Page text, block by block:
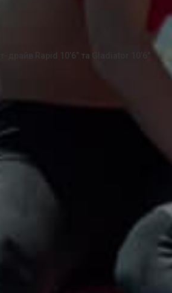
драйв Rapid 10’6” та Gladiator 10’6″